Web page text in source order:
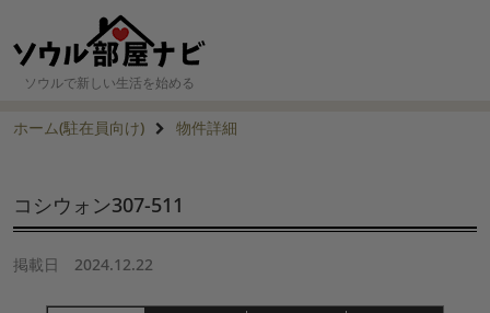
ソウルで新しい生活を始める
ホーム(駐在員向け) 物件詳細
コシウォン307-511
掲載日 2024.12.22